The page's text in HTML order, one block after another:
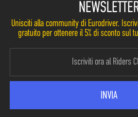
Unisciti alla community di Eurodriver.
gratuito per ottenere il 5% di sconto sul